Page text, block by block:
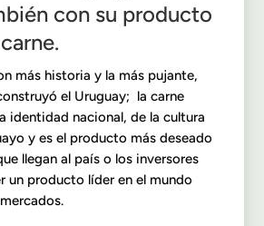
con su producto
más historia y la más pujante,
el Uruguay; la carne
identidad nacional, de la cultura
y es el producto más deseado
llegan al país o los inversores
un producto líder en el mundo